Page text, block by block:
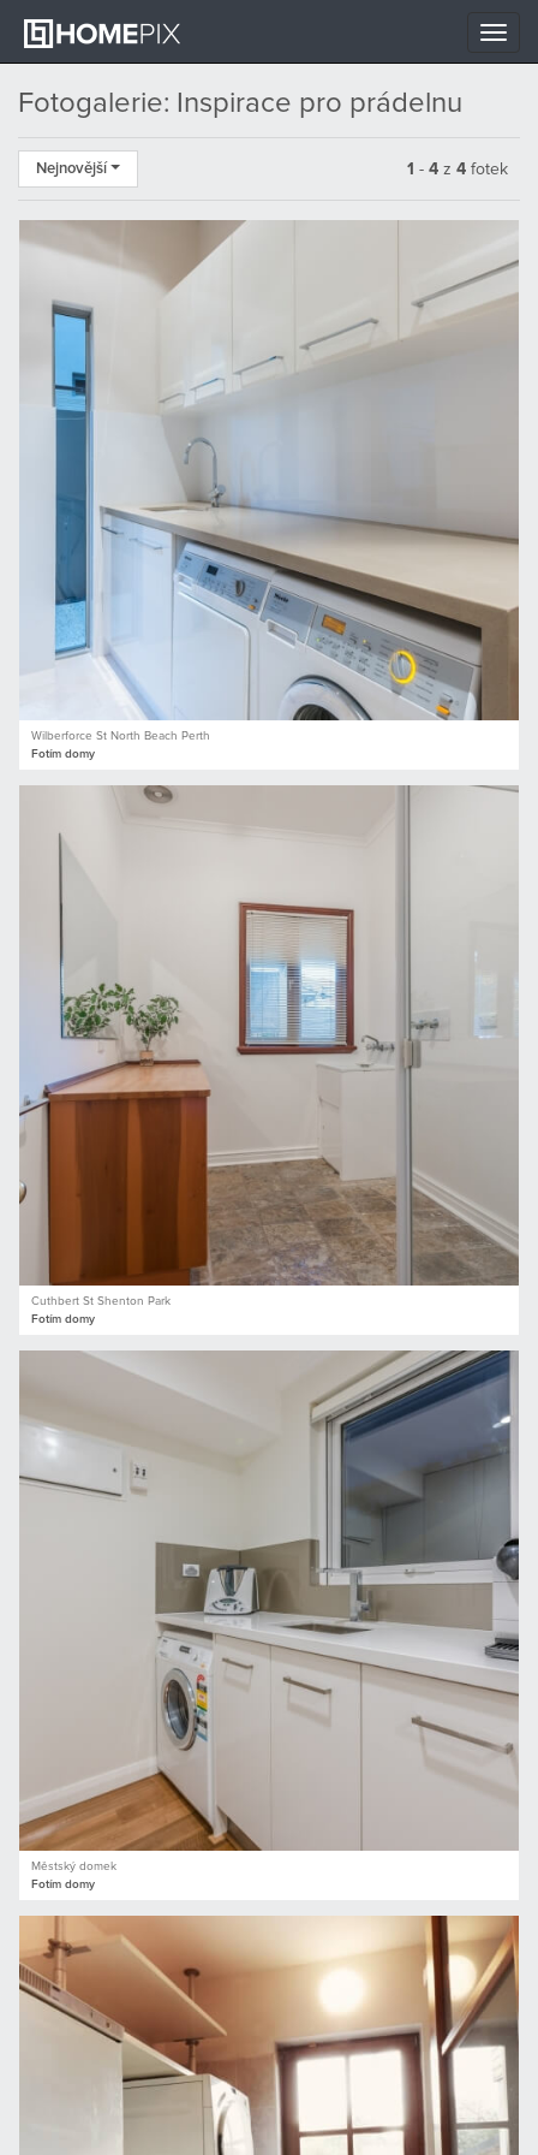
Toggle
Fotogalerie: Inspirace pro prádelnu
Nejnovější 1 - 4 z 4 fotek
Wilberforce St North Beach Perth
Fotím domy
Cuthbert St Shenton Park
Fotím domy
Městský domek
Fotím domy